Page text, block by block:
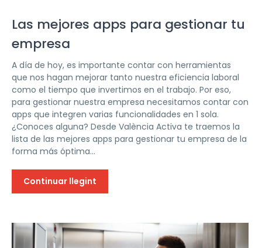
Las mejores apps para gestionar tu
empresa
A día de hoy, es importante contar con herramientas
que nos hagan mejorar tanto nuestra eficiencia laboral
como el tiempo que invertimos en el trabajo. Por eso,
para gestionar nuestra empresa necesitamos contar con
apps que integren varias funcionalidades en 1 sola.
¿Conoces alguna? Desde València Activa te traemos la
lista de las mejores apps para gestionar tu empresa de la
forma más óptima...
Continuar llegint